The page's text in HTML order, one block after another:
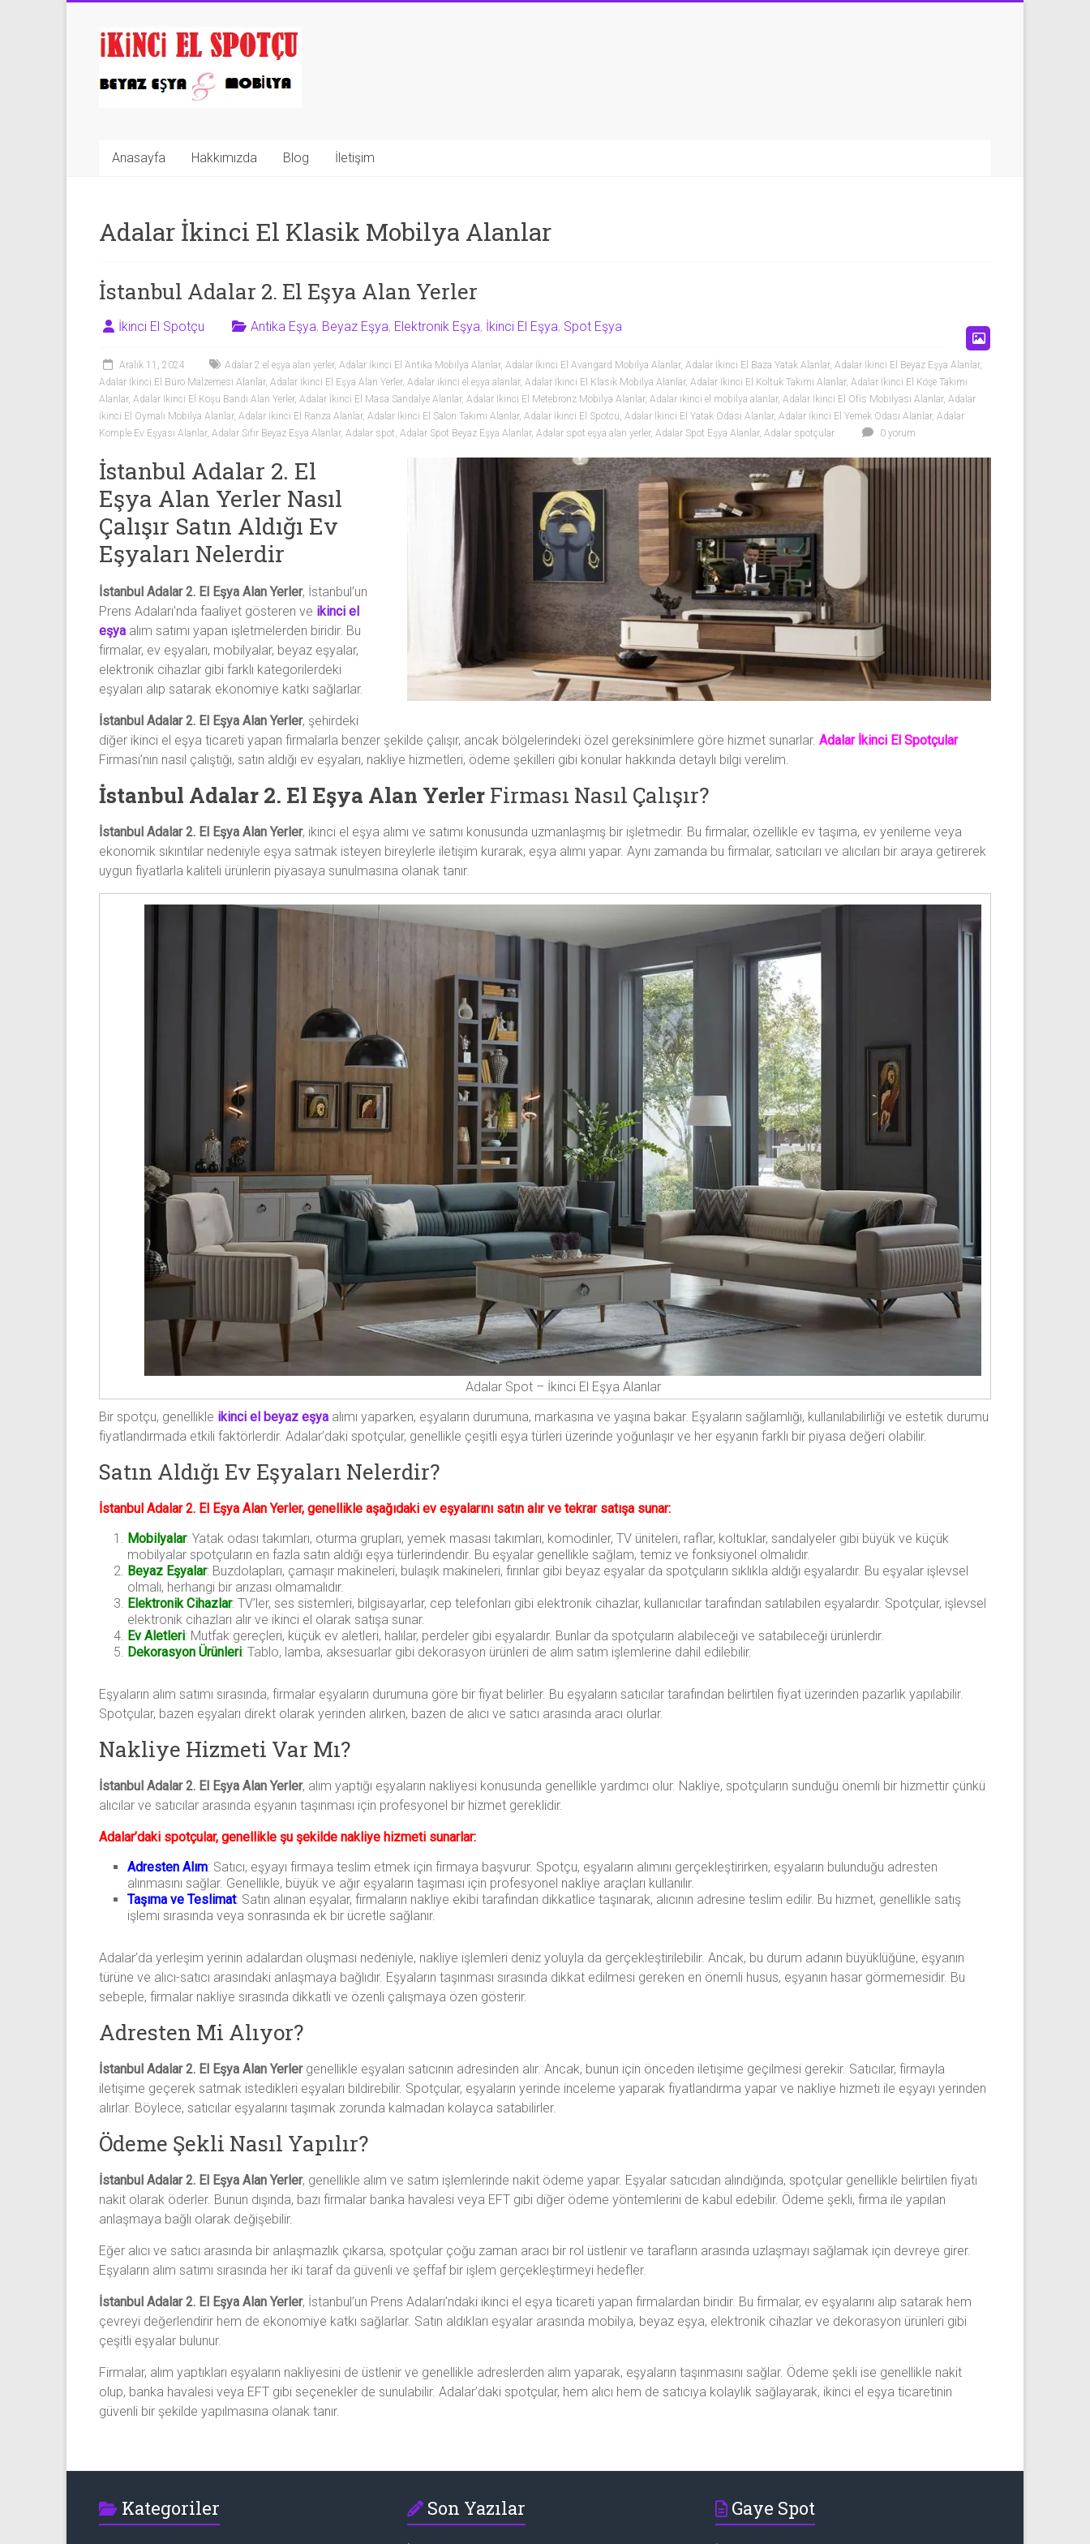
contentİkinci
El
2.El
Alanlar
|
Mobilya
|
Beyaz
Eşya
İkinci
spotçu
ev
eşyaları,
beyaz
eşya,
spot
eşya,
el
eşya,
klima,
kombi
ve
mobilya
gibi
eşya
alımı
yapıyor.
Anasayfa Hakkımızda Blog İletişim
Adalar İkinci El Klasik Mobilya Alanlar
İstanbul Adalar 2. El Eşya Alan Yerler
İkinci El Spotçu Antika Eşya, Beyaz Eşya, Elektronik Eşya, İkinci El Eşya, Spot Eşya
Aralık 11, 2024 Adalar 2.el eşya alan yerler, Adalar İkinci El Antika Mobilya Alanlar, Adalar İkinci El Avangard Mobilya Alanlar, Adalar İkinci El Baza Yatak Alanlar, Adalar İkinci El Beyaz Eşya Alanlar,
Adalar İkinci El Büro Malzemesi Alanlar, Adalar İkinci El Eşya Alan Yerler, Adalar ikinci el eşya alanlar, Adalar İkinci El Klasik Mobilya Alanlar, Adalar İkinci El Koltuk Takımı Alanlar, Adalar İkinci El Köşe Takımı
Alanlar, Adalar İkinci El Koşu Bandı Alan Yerler, Adalar İkinci El Masa Sandalye Alanlar, Adalar İkinci El Metebronz Mobilya Alanlar, Adalar ikinci el mobilya alanlar, Adalar İkinci El Ofis Mobilyası Alanlar, Adalar
İkinci El Oymalı Mobilya Alanlar, Adalar İkinci El Ranza Alanlar, Adalar İkinci El Salon Takımı Alanlar, Adalar İkinci El Spotcu, Adalar İkinci El Yatak Odası Alanlar, Adalar İkinci El Yemek Odası Alanlar, Adalar
Komple Ev Eşyası Alanlar, Adalar Sıfır Beyaz Eşya Alanlar, Adalar spot, Adalar Spot Beyaz Eşya Alanlar, Adalar spot eşya alan yerler, Adalar Spot Eşya Alanlar, Adalar spotçular 0 yorum
İstanbul Adalar 2. El
Eşya Alan Yerler Nasıl
Çalışır Satın Aldığı Ev
Eşyaları Nelerdir
İstanbul Adalar 2. El Eşya Alan Yerler, İstanbul’un
Prens Adaları’nda faaliyet gösteren ve ikinci el
eşya alım satımı yapan işletmelerden biridir. Bu
firmalar, ev eşyaları, mobilyalar, beyaz eşyalar,
elektronik cihazlar gibi farklı kategorilerdeki
eşyaları alıp satarak ekonomiye katkı sağlarlar.
İstanbul Adalar 2. El Eşya Alan Yerler, şehirdeki
diğer ikinci el eşya ticareti yapan firmalarla benzer şekilde çalışır, ancak bölgelerindeki özel gereksinimlere göre hizmet sunarlar. Adalar İkinci El Spotçular
Firması’nın nasıl çalıştığı, satın aldığı ev eşyaları, nakliye hizmetleri, ödeme şekilleri gibi konular hakkında detaylı bilgi verelim.
İstanbul Adalar 2. El Eşya Alan Yerler Firması Nasıl Çalışır?
İstanbul Adalar 2. El Eşya Alan Yerler, ikinci el eşya alımı ve satımı konusunda uzmanlaşmış bir işletmedir. Bu firmalar, özellikle ev taşıma, ev yenileme veya
ekonomik sıkıntılar nedeniyle eşya satmak isteyen bireylerle iletişim kurarak, eşya alımı yapar. Aynı zamanda bu firmalar, satıcıları ve alıcıları bir araya getirerek
uygun fiyatlarla kaliteli ürünlerin piyasaya sunulmasına olanak tanır.
Adalar Spot – İkinci El Eşya Alanlar
Bir spotçu, genellikle ikinci el beyaz eşya alımı yaparken, eşyaların durumuna, markasına ve yaşına bakar. Eşyaların sağlamlığı, kullanılabilirliği ve estetik durumu
fiyatlandırmada etkili faktörlerdir. Adalar’daki spotçular, genellikle çeşitli eşya türleri üzerinde yoğunlaşır ve her eşyanın farklı bir piyasa değeri olabilir.
Satın Aldığı Ev Eşyaları Nelerdir?
İstanbul Adalar 2. El Eşya Alan Yerler, genellikle aşağıdaki ev eşyalarını satın alır ve tekrar satışa sunar:
Mobilyalar: Yatak odası takımları, oturma grupları, yemek masası takımları, komodinler, TV üniteleri, raflar, koltuklar, sandalyeler gibi büyük ve küçük
mobilyalar spotçuların en fazla satın aldığı eşya türlerindendir. Bu eşyalar genellikle sağlam, temiz ve fonksiyonel olmalıdır.
Beyaz Eşyalar: Buzdolapları, çamaşır makineleri, bulaşık makineleri, fırınlar gibi beyaz eşyalar da spotçuların sıklıkla aldığı eşyalardır. Bu eşyalar işlevsel
olmalı, herhangi bir arızası olmamalıdır.
Elektronik Cihazlar: TV’ler, ses sistemleri, bilgisayarlar, cep telefonları gibi elektronik cihazlar, kullanıcılar tarafından satılabilen eşyalardır. Spotçular, işlevsel
elektronik cihazları alır ve ikinci el olarak satışa sunar.
Ev Aletleri: Mutfak gereçleri, küçük ev aletleri, halılar, perdeler gibi eşyalardır. Bunlar da spotçuların alabileceği ve satabileceği ürünlerdir.
Dekorasyon Ürünleri: Tablo, lamba, aksesuarlar gibi dekorasyon ürünleri de alım satım işlemlerine dahil edilebilir.
Eşyaların alım satımı sırasında, firmalar eşyaların durumuna göre bir fiyat belirler. Bu eşyaların satıcılar tarafından belirtilen fiyat üzerinden pazarlık yapılabilir.
Spotçular, bazen eşyaları direkt olarak yerinden alırken, bazen de alıcı ve satıcı arasında aracı olurlar.
Nakliye Hizmeti Var Mı?
İstanbul Adalar 2. El Eşya Alan Yerler, alım yaptığı eşyaların nakliyesi konusunda genellikle yardımcı olur. Nakliye, spotçuların sunduğu önemli bir hizmettir çünkü
alıcılar ve satıcılar arasında eşyanın taşınması için profesyonel bir hizmet gereklidir.
Adalar’daki spotçular, genellikle şu şekilde nakliye hizmeti sunarlar:
Adresten Alım: Satıcı, eşyayı firmaya teslim etmek için firmaya başvurur. Spotçu, eşyaların alımını gerçekleştirirken, eşyaların bulunduğu adresten
alınmasını sağlar. Genellikle, büyük ve ağır eşyaların taşıması için profesyonel nakliye araçları kullanılır.
Taşıma ve Teslimat: Satın alınan eşyalar, firmaların nakliye ekibi tarafından dikkatlice taşınarak, alıcının adresine teslim edilir. Bu hizmet, genellikle satış
işlemi sırasında veya sonrasında ek bir ücretle sağlanır.
Adalar’da yerleşim yerinin adalardan oluşması nedeniyle, nakliye işlemleri deniz yoluyla da gerçekleştirilebilir. Ancak, bu durum adanın büyüklüğüne, eşyanın
türüne ve alıcı-satıcı arasındaki anlaşmaya bağlıdır. Eşyaların taşınması sırasında dikkat edilmesi gereken en önemli husus, eşyanın hasar görmemesidir. Bu
sebeple, firmalar nakliye sırasında dikkatli ve özenli çalışmaya özen gösterir.
Adresten Mi Alıyor?
İstanbul Adalar 2. El Eşya Alan Yerlergenellikle eşyaları satıcının adresinden alır. Ancak, bunun için önceden iletişime geçilmesi gerekir. Satıcılar, firmayla
iletişime geçerek satmak istedikleri eşyaları bildirebilir. Spotçular, eşyaların yerinde inceleme yaparak fiyatlandırma yapar ve nakliye hizmeti ile eşyayı yerinden
alırlar. Böylece, satıcılar eşyalarını taşımak zorunda kalmadan kolayca satabilirler.
Ödeme Şekli Nasıl Yapılır?
İstanbul Adalar 2. El Eşya Alan Yerler, genellikle alım ve satım işlemlerinde nakit ödeme yapar. Eşyalar satıcıdan alındığında, spotçular genellikle belirtilen fiyatı
nakit olarak öderler. Bunun dışında, bazı firmalar banka havalesi veya EFT gibi diğer ödeme yöntemlerini de kabul edebilir. Ödeme şekli, firma ile yapılan
anlaşmaya bağlı olarak değişebilir.
Eğer alıcı ve satıcı arasında bir anlaşmazlık çıkarsa, spotçular çoğu zaman aracı bir rol üstlenir ve tarafların arasında uzlaşmayı sağlamak için devreye girer.
Eşyaların alım satımı sırasında her iki taraf da güvenli ve şeffaf bir işlem gerçekleştirmeyi hedefler.
İstanbul Adalar 2. El Eşya Alan Yerler, İstanbul’un Prens Adaları’ndaki ikinci el eşya ticareti yapan firmalardan biridir. Bu firmalar, ev eşyalarını alıp satarak hem
çevreyi değerlendirir hem de ekonomiye katkı sağlarlar. Satın aldıkları eşyalar arasında mobilya, beyaz eşya, elektronik cihazlar ve dekorasyon ürünleri gibi
çeşitli eşyalar bulunur.
Firmalar, alım yaptıkları eşyaların nakliyesini de üstlenir ve genellikle adreslerden alım yaparak, eşyaların taşınmasını sağlar. Ödeme şekli ise genellikle nakit
olup, banka havalesi veya EFT gibi seçenekler de sunulabilir. Adalar’daki spotçular, hem alıcı hem de satıcıya kolaylık sağlayarak, ikinci el eşya ticaretinin
güvenli bir şekilde yapılmasına olanak tanır.
Kategoriler Son Yazılar Gaye Spot